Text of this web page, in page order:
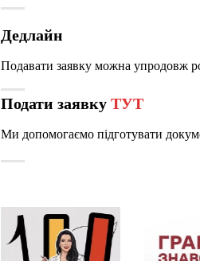
Дедлайн
Подавати заявку можна упродовж
Подати заявку ТУТ
Ми допомогаємо підготувати